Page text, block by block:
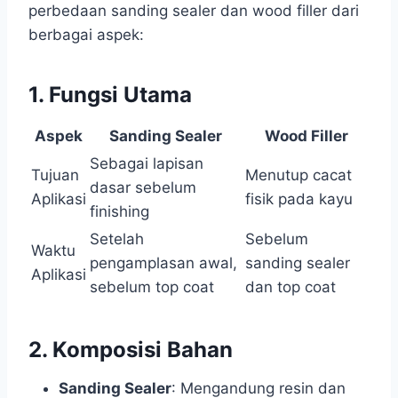
perbedaan sanding sealer dan wood filler dari
berbagai aspek:
1. Fungsi Utama
Aspek Sanding Sealer Wood Filler
Tujuan
Aplikasi
Sebagai lapisan
dasar sebelum
finishing
Menutup cacat
fisik pada kayu
Waktu
Aplikasi
Setelah
pengamplasan awal,
sebelum top coat
Sebelum
sanding sealer
dan top coat
2. Komposisi Bahan
Sanding Sealer: Mengandung resin dan